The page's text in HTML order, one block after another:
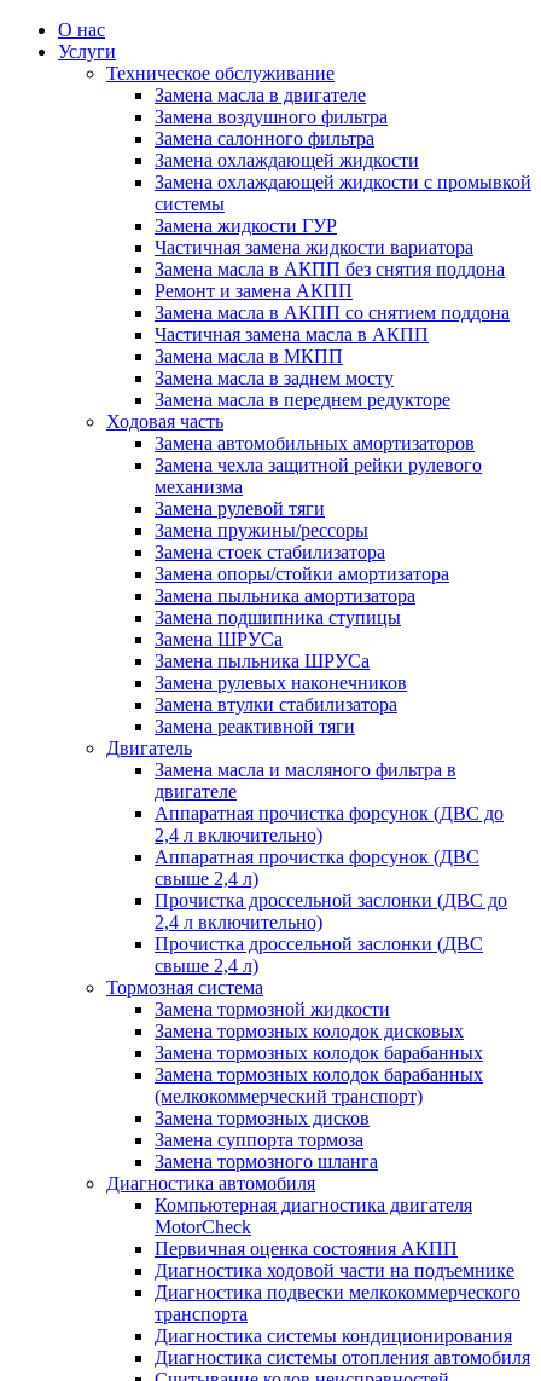
О нас
Услуги
Техническое обслуживание
Замена масла в двигателе
Замена воздушного фильтра
Замена салонного фильтра
Замена охлаждающей жидкости
Замена охлаждающей жидкости с промывкой
системы
Замена жидкости ГУР
Частичная замена жидкости вариатора
Замена масла в АКПП без снятия поддона
Ремонт и замена АКПП
Замена масла в АКПП со снятием поддона
Частичная замена масла в АКПП
Замена масла в МКПП
Замена масла в заднем мосту
Замена масла в переднем редукторе
Ходовая часть
Замена автомобильных амортизаторов
Замена чехла защитной рейки рулевого
механизма
Замена рулевой тяги
Замена пружины/рессоры
Замена стоек стабилизатора
Замена опоры/стойки амортизатора
Замена пыльника амортизатора
Замена подшипника ступицы
Замена ШРУСа
Замена пыльника ШРУСа
Замена рулевых наконечников
Замена втулки стабилизатора
Замена реактивной тяги
Двигатель
Замена масла и масляного фильтра в
двигателе
Аппаратная прочистка форсунок (ДВС до
2,4 л включительно)
Аппаратная прочистка форсунок (ДВС
свыше 2,4 л)
Прочистка дроссельной заслонки (ДВС до
2,4 л включительно)
Прочистка дроссельной заслонки (ДВС
свыше 2,4 л)
Тормозная система
Замена тормозной жидкости
Замена тормозных колодок дисковых
Замена тормозных колодок барабанных
Замена тормозных колодок барабанных
(мелкокоммерческий транспорт)
Замена тормозных дисков
Замена суппорта тормоза
Замена тормозного шланга
Диагностика автомобиля
Компьютерная диагностика двигателя
MotorCheсk
Первичная оценка состояния АКПП
Диагностика ходовой части на подъемнике
Диагностика подвески мелкокоммерческого
транспорта
Диагностика системы кондиционирования
Диагностика системы отопления автомобиля